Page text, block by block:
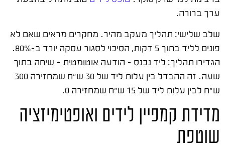
ערך ברורה.
שלב שלישי: תהליך מעקב מהיר. מחקרים מראים שאם לא
פונים לליד בתוך 5 דקות, הסיכוי לסגור עסקה יורד ב-80%.
הגדירו תהליך: ליד נכנס – הודעה אוטומטית – שיחה בתוך
שעה. זה ההבדל בין עלות ליד של 30 ש"ח שמחזירה 300
ש"ח לבין עלות ליד של 15 ש"ח שמחזירה 0.
מדידת קמפיין לידים ואופטימיזציה
שוטפת